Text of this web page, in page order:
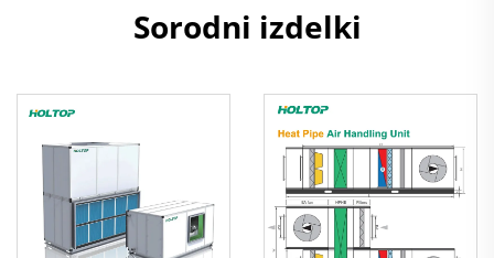
Sorodni izdelki